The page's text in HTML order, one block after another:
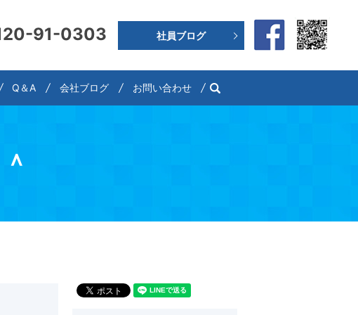
91-0303
Q＆A 会社ブログ
社員ブログ
お問い合わせ search